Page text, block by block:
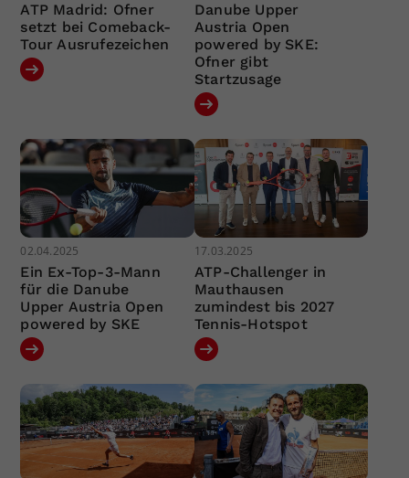
ATP Madrid: Ofner
setzt bei Comeback-
Tour Ausrufezeichen
Danube Upper
Austria Open
powered by SKE:
Ofner gibt
Startzusage
02.04.2025
Ein Ex-Top-3-Mann
für die Danube
Upper Austria Open
powered by SKE
17.03.2025
ATP-Challenger in
Mauthausen
zumindest bis 2027
Tennis-Hotspot